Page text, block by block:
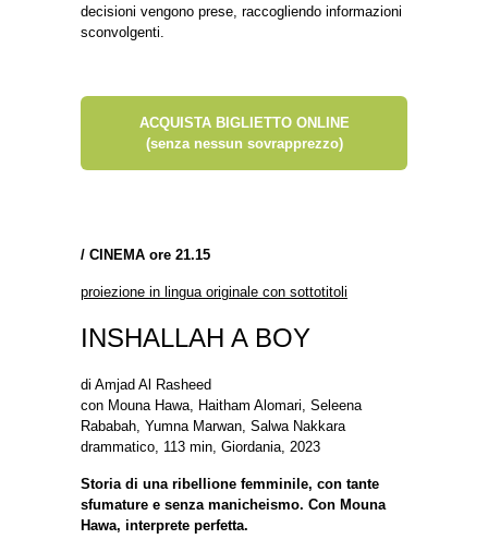
decisioni vengono prese, raccogliendo informazioni
sconvolgenti.
ACQUISTA BIGLIETTO ONLINE
(senza nessun sovrapprezzo)
/ CINEMA ore 21.15
proiezione in lingua originale con sottotitoli
INSHALLAH A BOY
di Amjad Al Rasheed
con Mouna Hawa, Haitham Alomari, Seleena
Rababah, Yumna Marwan, Salwa Nakkara
drammatico, 113 min, Giordania, 2023
Storia di una ribellione femminile, con tante
sfumature e senza manicheismo. Con Mouna
Hawa, interprete perfetta.